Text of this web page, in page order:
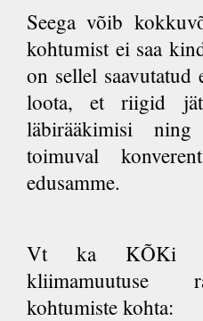
Seega võib
kohtumist ei saa
on sellel saavutatud
loota, et riigid
läbirääkimisi
toimuval
edusamme.
Vt ka KÕKi
kliimamuutuse
kohtumiste kohta: